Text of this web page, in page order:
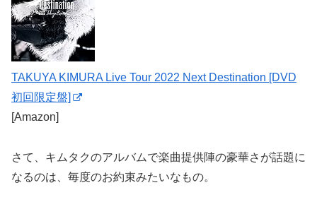
TAKUYA KIMURA Live Tour 2022 Next Destination [DVD
初回限定盤]
[Amazon]
さて、キムタクのアルバムで楽曲提供陣の豪華さが話題に
なるのは、毎度のお約束みたいなもの。